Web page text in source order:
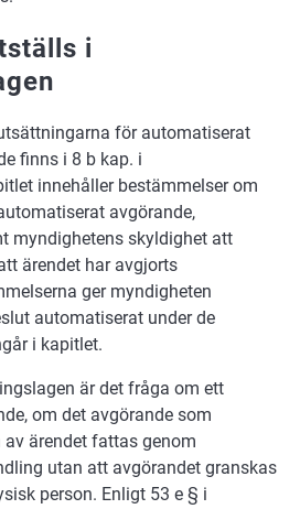
i
för automatiserat
finns i 8 b kap. i
innehåller bestämmelser om
avgörande,
myndighetens skyldighet att
ärendet har avgjorts
ger myndigheten
automatiserat under de
i kapitlet.
är det fråga om ett
om det avgörande som
ärendet fattas genom
utan att avgörandet granskas
person. Enligt 53 e § i